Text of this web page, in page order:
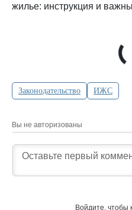
жилье: инструкция и
Законодательство ИЖС
Вы не авторизованы
Войдите, чтобы